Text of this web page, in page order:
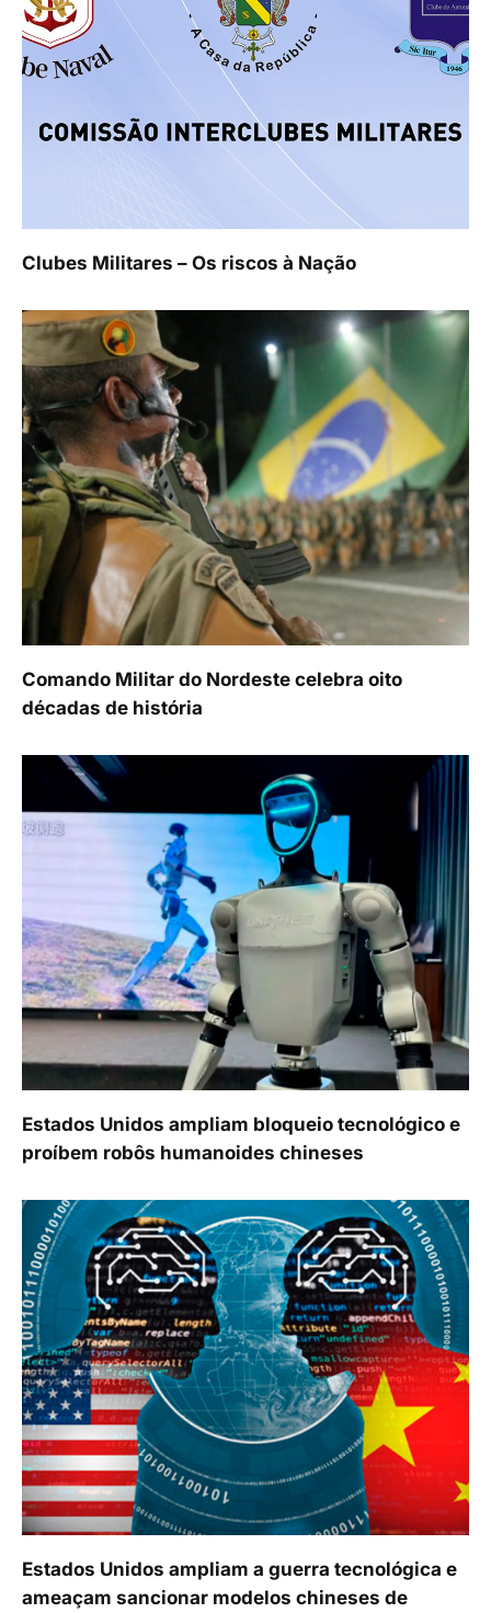
Clubes Militares – Os riscos à Nação
Comando Militar do Nordeste celebra oito
décadas de história
Estados Unidos ampliam bloqueio tecnológico e
proíbem robôs humanoides chineses
Estados Unidos ampliam a guerra tecnológica e
ameaçam sancionar modelos chineses de